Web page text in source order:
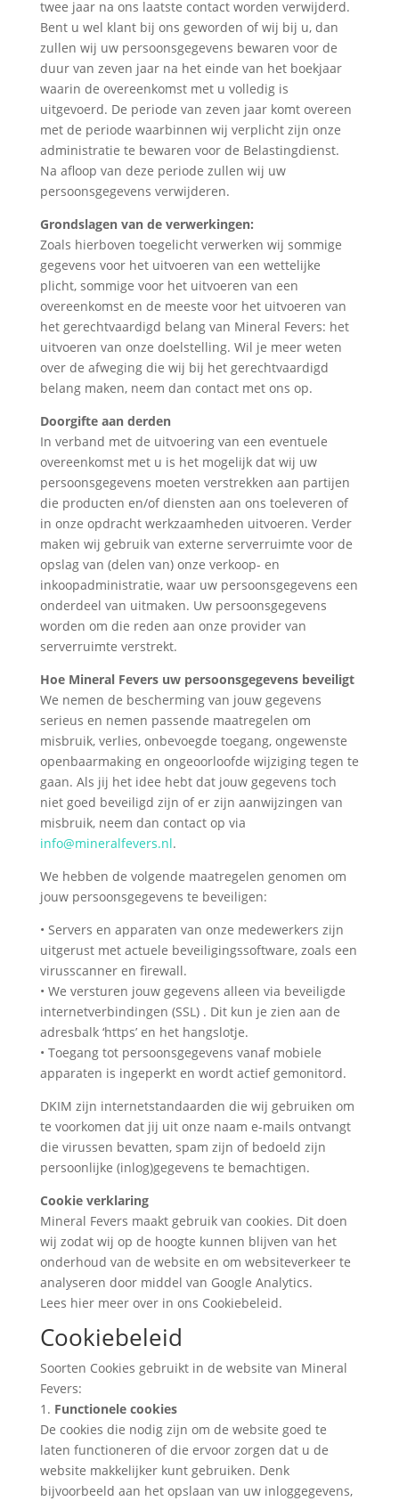
twee jaar na ons laatste contact worden verwijderd.
Bent u wel klant bij ons geworden of wij bij u, dan
zullen wij uw persoonsgegevens bewaren voor de
duur van zeven jaar na het einde van het boekjaar
waarin de overeenkomst met u volledig is
uitgevoerd. De periode van zeven jaar komt overeen
met de periode waarbinnen wij verplicht zijn onze
administratie te bewaren voor de Belastingdienst.
Na afloop van deze periode zullen wij uw
persoonsgegevens verwijderen.
Grondslagen van de verwerkingen:
Zoals hierboven toegelicht verwerken wij sommige
gegevens voor het uitvoeren van een wettelijke
plicht, sommige voor het uitvoeren van een
overeenkomst en de meeste voor het uitvoeren van
het gerechtvaardigd belang van Mineral Fevers: het
uitvoeren van onze doelstelling. Wil je meer weten
over de afweging die wij bij het gerechtvaardigd
belang maken, neem dan contact met ons op.
Doorgifte aan derden
In verband met de uitvoering van een eventuele
overeenkomst met u is het mogelijk dat wij uw
persoonsgegevens moeten verstrekken aan partijen
die producten en/of diensten aan ons toeleveren of
in onze opdracht werkzaamheden uitvoeren. Verder
maken wij gebruik van externe serverruimte voor de
opslag van (delen van) onze verkoop- en
inkoopadministratie, waar uw persoonsgegevens een
onderdeel van uitmaken. Uw persoonsgegevens
worden om die reden aan onze provider van
serverruimte verstrekt.
Hoe Mineral Fevers uw persoonsgegevens beveiligt
We nemen de bescherming van jouw gegevens
serieus en nemen passende maatregelen om
misbruik, verlies, onbevoegde toegang, ongewenste
openbaarmaking en ongeoorloofde wijziging tegen te
gaan. Als jij het idee hebt dat jouw gegevens toch
niet goed beveiligd zijn of er zijn aanwijzingen van
misbruik, neem dan contact op via
info@mineralfevers.nl.
We hebben de volgende maatregelen genomen om
jouw persoonsgegevens te beveiligen:
• Servers en apparaten van onze medewerkers zijn
uitgerust met actuele beveiligingssoftware, zoals een
virusscanner en firewall.
• We versturen jouw gegevens alleen via beveiligde
internetverbindingen (SSL) . Dit kun je zien aan de
adresbalk ‘https’ en het hangslotje.
• Toegang tot persoonsgegevens vanaf mobiele
apparaten is ingeperkt en wordt actief gemonitord.
DKIM zijn internetstandaarden die wij gebruiken om
te voorkomen dat jij uit onze naam e-mails ontvangt
die virussen bevatten, spam zijn of bedoeld zijn
persoonlijke (inlog)gegevens te bemachtigen.
Cookie verklaring
Mineral Fevers maakt gebruik van cookies. Dit doen
wij zodat wij op de hoogte kunnen blijven van het
onderhoud van de website en om websiteverkeer te
analyseren door middel van Google Analytics.
Lees hier meer over in ons Cookiebeleid.
Cookiebeleid
Soorten Cookies gebruikt in de website van Mineral
Fevers:
1. Functionele cookies
De cookies die nodig zijn om de website goed te
laten functioneren of die ervoor zorgen dat u de
website makkelijker kunt gebruiken. Denk
bijvoorbeeld aan het opslaan van uw inloggegevens,